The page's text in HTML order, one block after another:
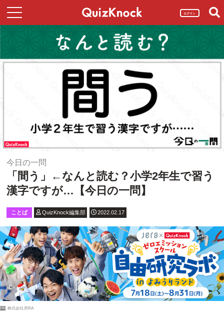
ログイン
今日の一問
「間う」←なんと読む？小学2年生で習う
漢字ですが…【今日の一問】
ことば QuizKnock編集部 2022.02.17
PR 株式会社JERA